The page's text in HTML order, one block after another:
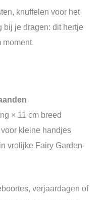
knuffelen voor het
je dragen: dit hertje
moment.
× 11 cm breed
kleine handjes
vrolijke Fairy Garden-
verjaardagen of